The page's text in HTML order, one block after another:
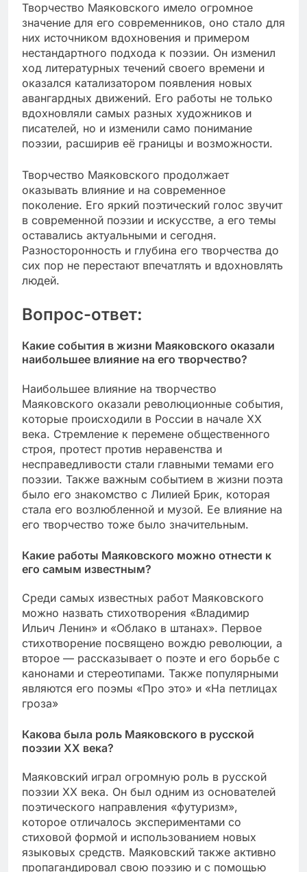
Творчество Маяковского имело огромное
значение для его современников, оно стало для
них источником вдохновения и примером
нестандартного подхода к поэзии. Он изменил
ход литературных течений своего времени и
оказался катализатором появления новых
авангардных движений. Его работы не только
вдохновляли самых разных художников и
писателей, но и изменили само понимание
поэзии, расширив её границы и возможности.
Творчество Маяковского продолжает
оказывать влияние и на современное
поколение. Его яркий поэтический голос звучит
в современной поэзии и искусстве, а его темы
оставались актуальными и сегодня.
Разносторонность и глубина его творчества до
сих пор не перестают впечатлять и вдохновлять
людей.
Вопрос-ответ:
Какие события в жизни Маяковского оказали
наибольшее влияние на его творчество?
Наибольшее влияние на творчество
Маяковского оказали революционные события,
которые происходили в России в начале XX
века. Стремление к перемене общественного
строя, протест против неравенства и
несправедливости стали главными темами его
поэзии. Также важным событием в жизни поэта
было его знакомство с Лилией Брик, которая
стала его возлюбленной и музой. Ее влияние на
его творчество тоже было значительным.
Какие работы Маяковского можно отнести к
его самым известным?
Среди самых известных работ Маяковского
можно назвать стихотворения «Владимир
Ильич Ленин» и «Облако в штанах». Первое
стихотворение посвящено вождю революции, а
второе — рассказывает о поэте и его борьбе с
канонами и стереотипами. Также популярными
являются его поэмы «Про это» и «На петлицах
гроза»
Какова была роль Маяковского в русской
поэзии XX века?
Маяковский играл огромную роль в русской
поэзии XX века. Он был одним из основателей
поэтического направления «футуризм»,
которое отличалось экспериментами со
стиховой формой и использованием новых
языковых средств. Маяковский также активно
пропагандировал свою поэзию и с помощью